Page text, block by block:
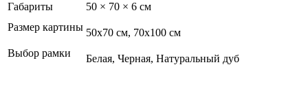
Габариты
50 × 70 × 6 см
Размер картины 50х70 см, 70х100 см
Выбор рамки
Белая, Черная, Натуральный дуб